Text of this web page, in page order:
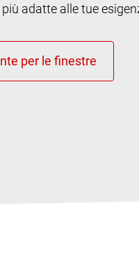
adatte alle tue